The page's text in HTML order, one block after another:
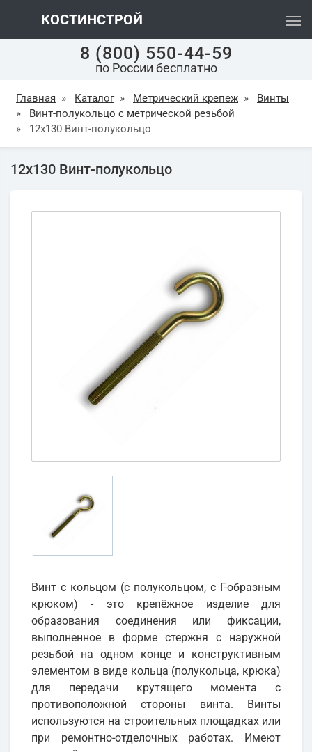
КОСТИНСТРОЙ
8 (800) 550-44-59
по России бесплатно
Главная » Каталог » Метрический крепеж »
Винты
»
Винт-полукольцо с метрической резьбой
»
12х130 Винт-полукольцо
12х130 Винт-полукольцо
Винт с кольцом (с полукольцом, с Г-образным
крюком) - это крепёжное изделие для
образования соединения или фиксации,
выполненное в форме стержня с наружной
резьбой на одном конце и конструктивным
элементом в виде кольца (полукольца, крюка)
для передачи крутящего момента с
противоположной стороны винта. Винты
используются на строительных площадках или
при ремонтно-отделочных работах. Имеют